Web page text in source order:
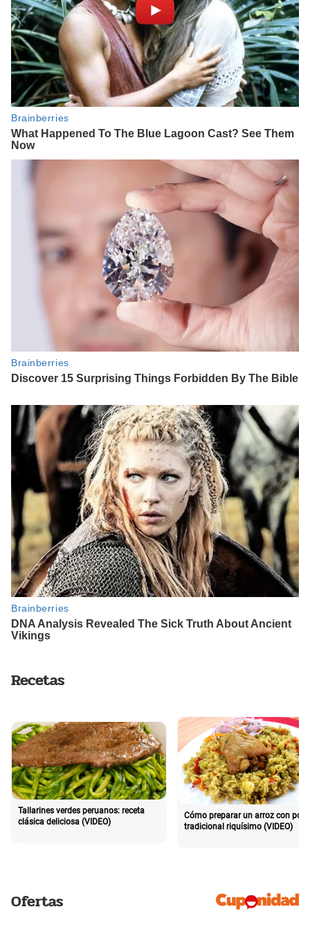
Recetas
Tallarines verdes peruanos: receta
clásica deliciosa (VIDEO)
Cómo preparar un arroz con pollo
tradicional riquísimo (VIDEO)
Ofertas